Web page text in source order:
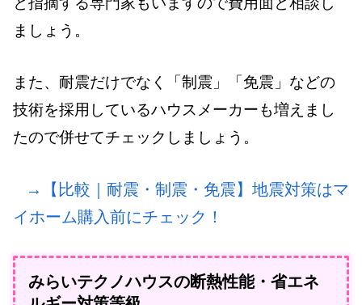
ましょう。
また、耐震だけでなく「制震」「免震」などの
技術を採用しているハウスメーカーも増えまし
たので併せてチェックしましょう。
→【比較｜耐震・制震・免震】地震対策はマ
イホーム購入前にチェック！
みらいテクノハウスの断熱性能・省エネ